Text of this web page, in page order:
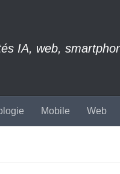
IA, web,
Mobile Web